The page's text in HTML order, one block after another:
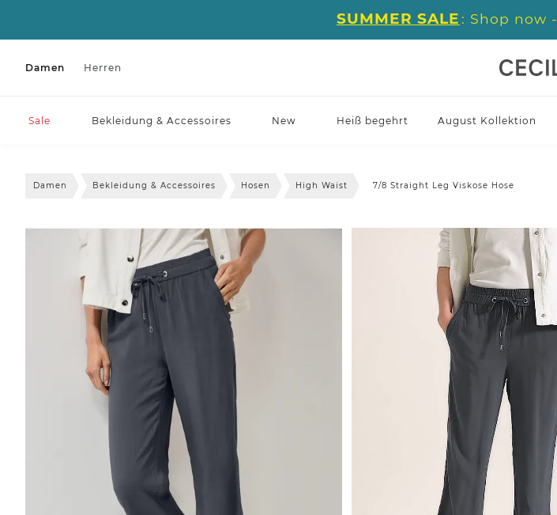
SUMMER SALE : Shop now -
Damen Herren
Sale Bekleidung & Accessoires New Heiß begehrt August Kollektion
Damen Bekleidung & Accessoires Hosen High Waist 7/8 Straight Leg Viskose Hose